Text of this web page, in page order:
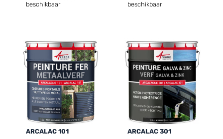
beschikbaar
beschikbaar
ARCALAC 101
ARCALAC 301